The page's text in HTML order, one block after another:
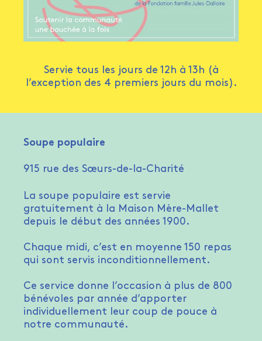
Servie tous les jours de 12h à 13h (à
l’exception des 4 premiers jours du mois).
Soupe populaire
915 rue des Sœurs-de-la-Charité
La soupe populaire est servie
gratuitement à la Maison Mère-Mallet
depuis le début des années 1900.
Chaque midi, c’est en moyenne 150 repas
qui sont servis inconditionnellement.
Ce service donne l’occasion à plus de 800
bénévoles par année d’apporter
individuellement leur coup de pouce à
notre communauté.